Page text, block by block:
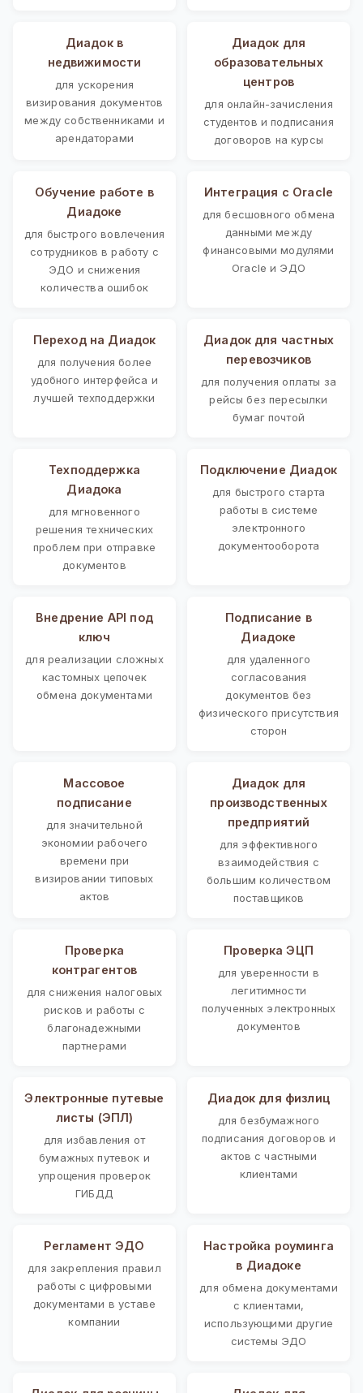
Диадок в
недвижимости
для ускорения
визирования документов
между собственниками и
арендаторами
Диадок для
образовательных
центров
для онлайн-зачисления
студентов и подписания
договоров на курсы
Обучение работе в
Диадоке
для быстрого вовлечения
сотрудников в работу с
ЭДО и снижения
количества ошибок
Интеграция с Oracle
для бесшовного обмена
данными между
финансовыми модулями
Oracle и ЭДО
Переход на Диадок
для получения более
удобного интерфейса и
лучшей техподдержки
Диадок для частных
перевозчиков
для получения оплаты за
рейсы без пересылки
бумаг почтой
Техподдержка
Диадока
для мгновенного
решения технических
проблем при отправке
документов
Подключение Диадок
для быстрого старта
работы в системе
электронного
документооборота
Внедрение API под
ключ
для реализации сложных
кастомных цепочек
обмена документами
Подписание в
Диадоке
для удаленного
согласования
документов без
физического присутствия
сторон
Массовое
подписание
для значительной
экономии рабочего
времени при
визировании типовых
актов
Диадок для
производственных
предприятий
для эффективного
взаимодействия с
большим количеством
поставщиков
Проверка
контрагентов
для снижения налоговых
рисков и работы с
благонадежными
партнерами
Проверка ЭЦП
для уверенности в
легитимности
полученных электронных
документов
Электронные путевые
листы (ЭПЛ)
для избавления от
бумажных путевок и
упрощения проверок
ГИБДД
Диадок для физлиц
для безбумажного
подписания договоров и
актов с частными
клиентами
Регламент ЭДО
для закрепления правил
работы с цифровыми
документами в уставе
компании
Настройка роуминга
в Диадоке
для обмена документами
с клиентами,
использующими другие
системы ЭДО